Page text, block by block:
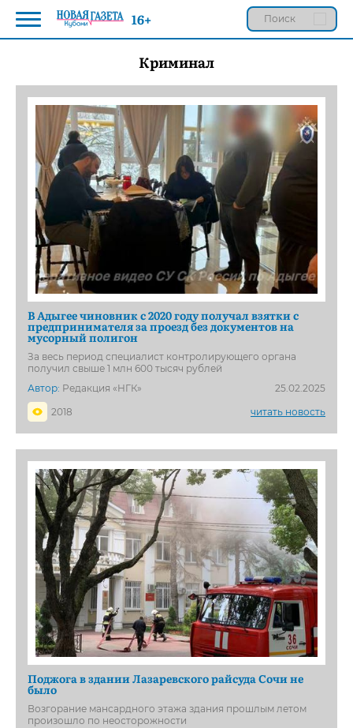
Криминал
В Адыгее чиновник с 2020 году получал взятки с
предпринимателя за проезд без документов на
мусорный полигон
За весь период специалист контролирующего органа
получил свыше 1 млн 600 тысяч рублей
Автор: Редакция «НГК»
25.02.2025
2018
читать новость
Поджога в здании Лазаревского райсуда Сочи не
было
Возгорание мансардного этажа здания прошлым летом
произошло по неосторожности
16+